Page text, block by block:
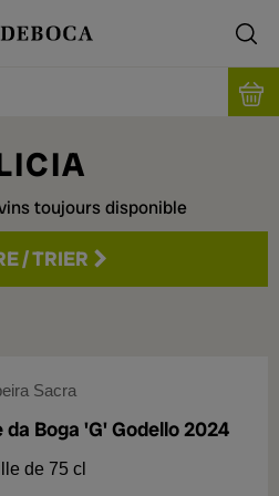
toujours disponible
/TRIER
Sacra
da Boga 'G' Godello 2024
de 75 cl